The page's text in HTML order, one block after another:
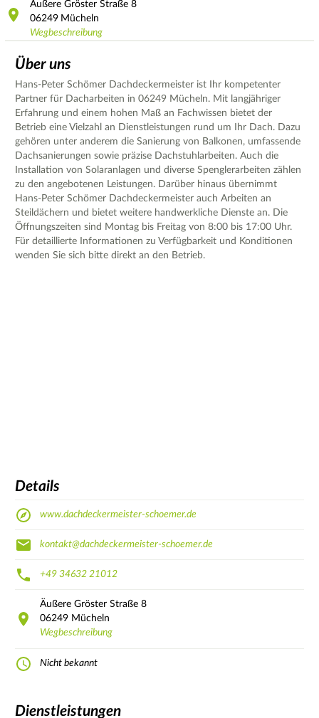
Äußere Gröster Straße 8
06249 Mücheln
Wegbeschreibung
Über uns
Hans-Peter Schömer Dachdeckermeister ist Ihr kompetenter
Partner für Dacharbeiten in 06249 Mücheln. Mit langjähriger
Erfahrung und einem hohen Maß an Fachwissen bietet der
Betrieb eine Vielzahl an Dienstleistungen rund um Ihr Dach. Dazu
gehören unter anderem die Sanierung von Balkonen, umfassende
Dachsanierungen sowie präzise Dachstuhlarbeiten. Auch die
Installation von Solaranlagen und diverse Spenglerarbeiten zählen
zu den angebotenen Leistungen. Darüber hinaus übernimmt
Hans-Peter Schömer Dachdeckermeister auch Arbeiten an
Steildächern und bietet weitere handwerkliche Dienste an. Die
Öffnungszeiten sind Montag bis Freitag von 8:00 bis 17:00 Uhr.
Für detaillierte Informationen zu Verfügbarkeit und Konditionen
wenden Sie sich bitte direkt an den Betrieb.
Details
www.dachdeckermeister-schoemer.de
kontakt@dachdeckermeister-schoemer.de
+49 34632 21012
Äußere Gröster Straße 8
06249 Mücheln
Wegbeschreibung
Nicht bekannt
Dienstleistungen